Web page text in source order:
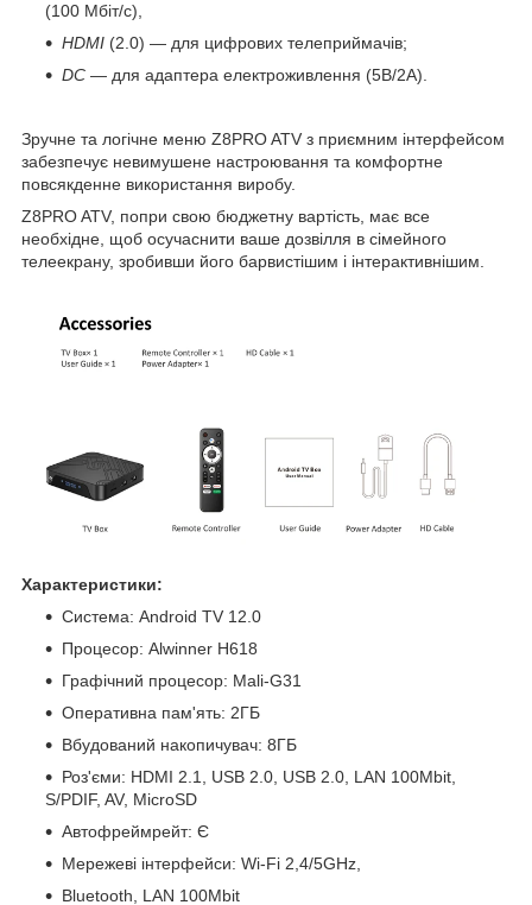
(100 Мбіт/с),
HDMI (2.0) — для цифрових телеприймачів;
DC — для адаптера електроживлення (5В/2А).
Зручне та логічне меню Z8PRO ATV з приємним інтерфейсом
забезпечує невимушене настроювання та комфортне
повсякденне використання виробу.
Z8PRO ATV, попри свою бюджетну вартість, має все
необхідне, щоб осучаснити ваше дозвілля в сімейного
телеекрану, зробивши його барвистішим і інтерактивнішим.
Характеристики:
Система: Android TV 12.0
Процесор: Alwinner H618
Графічний процесор: Mali-G31
Оперативна пам'ять: 2ГБ
Вбудований накопичувач: 8ГБ
Роз'єми: HDMI 2.1, USB 2.0, USB 2.0, LAN 100Mbit,
S/PDIF, AV, MicroSD
Автофреймрейт: Є
Мережеві інтерфейси: Wi-Fi 2,4/5GHz,
Bluetooth, LAN 100Mbit